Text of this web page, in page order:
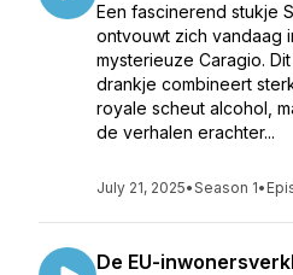
Een fascinerend stukje
ontvouwt zich vandaag
mysterieuze Caragio.
drankje combineert
royale scheut alcohol,
de verhalen erachter...
July 21, 2025•Season 1•
De EU-